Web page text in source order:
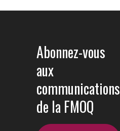
Abonnez-vous
aux
communications
de la FMOQ